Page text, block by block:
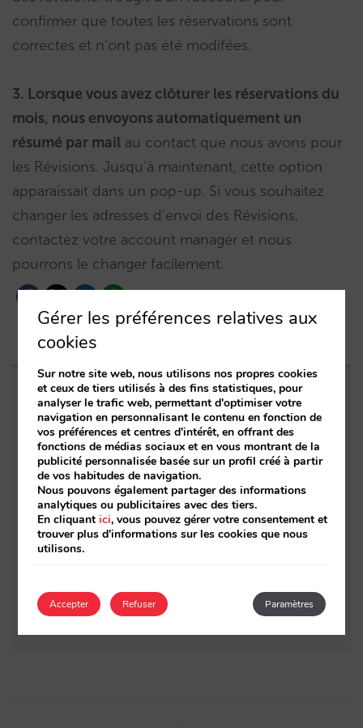
confirmer que toutes les réservations sont
correctes et n’ont pas été modifées.
3. Lorsque vous avez clôturer les réservations du
mois, nous envoyons automatiquement un
résumé par mail au contact que nous avons pour
les Révisions. Jusqu’à maintenant, cette option
apparaissait dans un pop-up. Si vous souhaitez
changer les adresses d’envoi des Révisions,
contactez votre account manager et nous
pourrons le changer facilement.
Entrées apparentées
+25 % de revenus incrémentaux sur les
métamoteurs : le cas d’ATELIER de Hoteles.
Comment les utilisateurs sont passés de
l’inspiration à la réservation
Découvrez le nouveau moteur de
Découvrez nos nouveaux rapports de ventes
mensuels
Gérer les préférences relatives aux
cookies
Sur notre site web, nous utilisons nos propres cookies
et ceux de tiers utilisés à des fins statistiques, pour
analyser le trafic web, permettant d'optimiser votre
navigation en personnalisant le contenu en fonction de
vos préférences et centres d'intérêt, en offrant des
fonctions de médias sociaux et en vous montrant de la
publicité personnalisée basée sur un profil créé à partir
de vos habitudes de navigation.
Nous pouvons également partager des informations
analytiques ou publicitaires avec des tiers.
En cliquantici, vous pouvez gérer votre consentement et
trouver plus d'informations sur les cookies que nous
utilisons.
Accepter Paramètres
Refuser